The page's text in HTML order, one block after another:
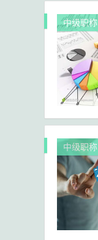
中级职称
中级职称